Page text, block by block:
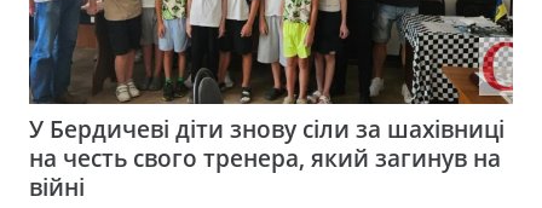
У Бердичеві діти знову сіли за шахівниці
на честь свого тренера, який загинув на
війні